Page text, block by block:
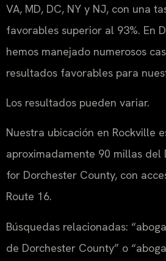
VA, MD, DC, NY y NJ, con una
favorables superior al 93%. En
hemos manejado numerosos
resultados favorables para
Los resultados pueden variar.
Nuestra ubicación en Rockville
aproximadamente 90 millas del
for Dorchester County, con
Route 16.
Búsquedas relacionadas:
de Dorchester County” o